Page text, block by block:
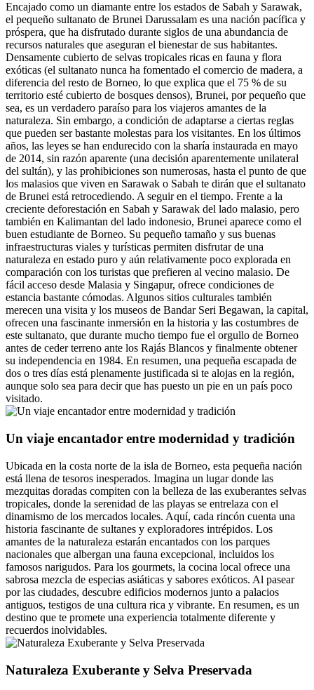
Encajado como un diamante entre los estados de Sabah y Sarawak,
el pequeño sultanato de Brunei Darussalam es una nación pacífica y
próspera, que ha disfrutado durante siglos de una abundancia de
recursos naturales que aseguran el bienestar de sus habitantes.
Densamente cubierto de selvas tropicales ricas en fauna y flora
exóticas (el sultanato nunca ha fomentado el comercio de madera, a
diferencia del resto de Borneo, lo que explica que el 75 % de su
territorio esté cubierto de bosques densos), Brunei, por pequeño que
sea, es un verdadero paraíso para los viajeros amantes de la
naturaleza. Sin embargo, a condición de adaptarse a ciertas reglas
que pueden ser bastante molestas para los visitantes. En los últimos
años, las leyes se han endurecido con la sharía instaurada en mayo
de 2014, sin razón aparente (una decisión aparentemente unilateral
del sultán), y las prohibiciones son numerosas, hasta el punto de que
los malasios que viven en Sarawak o Sabah te dirán que el sultanato
de Brunei está retrocediendo. A seguir en el tiempo. Frente a la
creciente deforestación en Sabah y Sarawak del lado malasio, pero
también en Kalimantan del lado indonesio, Brunei aparece como el
buen estudiante de Borneo. Su pequeño tamaño y sus buenas
infraestructuras viales y turísticas permiten disfrutar de una
naturaleza en estado puro y aún relativamente poco explorada en
comparación con los turistas que prefieren al vecino malasio. De
fácil acceso desde Malasia y Singapur, ofrece condiciones de
estancia bastante cómodas. Algunos sitios culturales también
merecen una visita y los museos de Bandar Seri Begawan, la capital,
ofrecen una fascinante inmersión en la historia y las costumbres de
este sultanato, que durante mucho tiempo fue el orgullo de Borneo
antes de ceder terreno ante los Rajás Blancos y finalmente obtener
su independencia en 1984. En resumen, una pequeña escapada de
dos o tres días está plenamente justificada si te alojas en la región,
aunque solo sea para decir que has puesto un pie en un país poco
visitado.
Un viaje encantador entre modernidad y tradición
Ubicada en la costa norte de la isla de Borneo, esta pequeña nación
está llena de tesoros inesperados. Imagina un lugar donde las
mezquitas doradas compiten con la belleza de las exuberantes selvas
tropicales, donde la serenidad de las playas se entrelaza con el
dinamismo de los mercados locales. Aquí, cada rincón cuenta una
historia fascinante de sultanes y exploradores intrépidos. Los
amantes de la naturaleza estarán encantados con los parques
nacionales que albergan una fauna excepcional, incluidos los
famosos narigudos. Para los gourmets, la cocina local ofrece una
sabrosa mezcla de especias asiáticas y sabores exóticos. Al pasear
por las ciudades, descubre edificios modernos junto a palacios
antiguos, testigos de una cultura rica y vibrante. En resumen, es un
destino que te promete una experiencia totalmente diferente y
recuerdos inolvidables.
Naturaleza Exuberante y Selva Preservada